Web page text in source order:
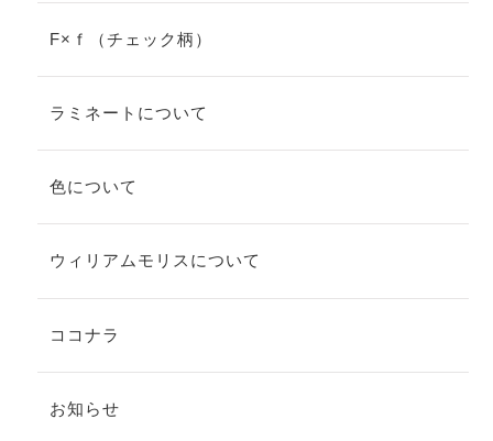
F×ｆ（チェック柄）
ラミネートについて
色について
ウィリアムモリスについて
ココナラ
お知らせ